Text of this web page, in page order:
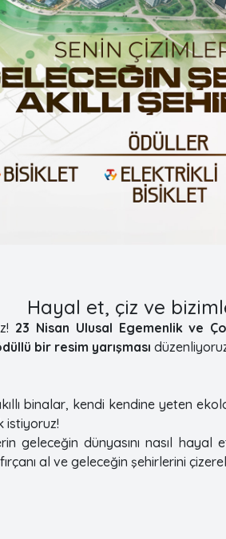
Hayal et, çiz ve
23 Nisan Ulusal Egemenlik ve
bir resim yarışması
binalar, kendi kendine yeten
istiyoruz!
geleceğin dünyasını nasıl
al ve geleceğin şehirlerini